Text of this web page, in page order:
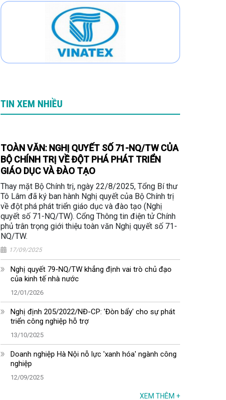
TIN XEM NHIỀU
TOÀN VĂN: NGHỊ QUYẾT SỐ 71-NQ/TW CỦA
BỘ CHÍNH TRỊ VỀ ĐỘT PHÁ PHÁT TRIỂN
GIÁO DỤC VÀ ĐÀO TẠO
Thay mặt Bộ Chính trị, ngày 22/8/2025, Tổng Bí thư
Tô Lâm đã ký ban hành Nghị quyết của Bộ Chính trị
về đột phá phát triển giáo dục và đào tạo (Nghị
quyết số 71-NQ/TW). Cổng Thông tin điện tử Chính
phủ trân trọng giới thiệu toàn văn Nghị quyết số 71-
NQ/TW.
17/09/2025
Nghị quyết 79-NQ/TW khẳng định vai trò chủ đạo
của kinh tế nhà nước
12/01/2026
Nghị định 205/2022/NĐ-CP: 'Đòn bẩy' cho sự phát
triển công nghiệp hỗ trợ
13/10/2025
Doanh nghiệp Hà Nội nỗ lực 'xanh hóa' ngành công
nghiệp
12/09/2025
XEM THÊM +